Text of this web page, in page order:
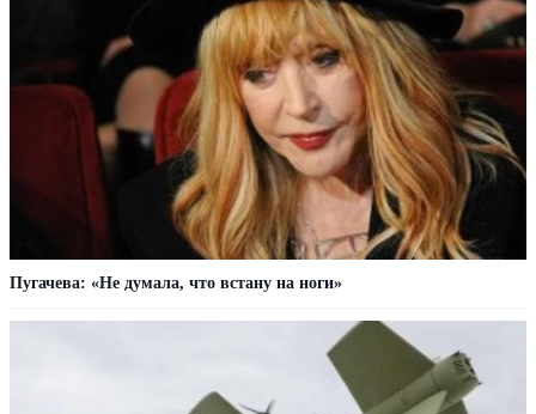
Пугачева: «Не думала, что встану на ноги»